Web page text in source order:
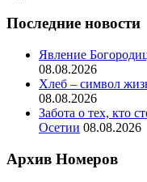
Последние новости
Явление
08.08.2026
Хлеб – символ
08.08.2026
Забота о тех, кто
Осетии 08.08.2026
Архив Номеров